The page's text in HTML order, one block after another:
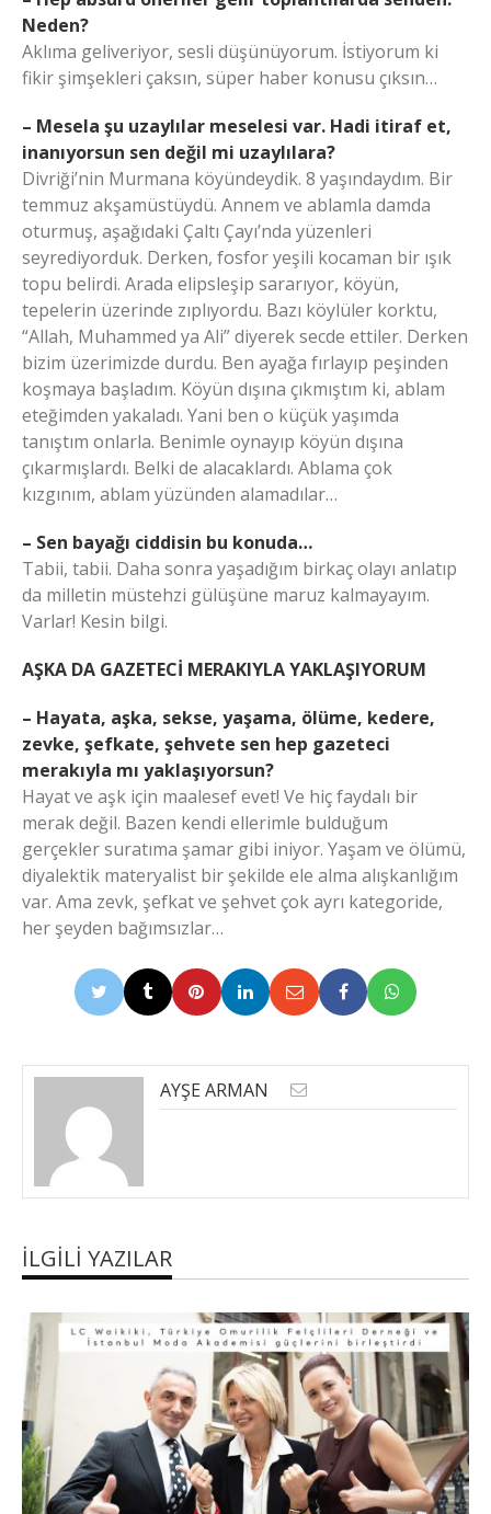
Neden?
Aklıma geliveriyor, sesli düşünüyorum. İstiyorum ki
fikir şimşekleri çaksın, süper haber konusu çıksın…
– Mesela şu uzaylılar meselesi var. Hadi itiraf et,
inanıyorsun sen değil mi uzaylılara?
Divriği’nin Murmana köyündeydik. 8 yaşındaydım. Bir
temmuz akşamüstüydü. Annem ve ablamla damda
oturmuş, aşağıdaki Çaltı Çayı’nda yüzenleri
seyrediyorduk. Derken, fosfor yeşili kocaman bir ışık
topu belirdi. Arada elipsleşip sararıyor, köyün,
tepelerin üzerinde zıplıyordu. Bazı köylüler korktu,
“Allah, Muhammed ya Ali” diyerek secde ettiler. Derken
bizim üzerimizde durdu. Ben ayağa fırlayıp peşinden
koşmaya başladım. Köyün dışına çıkmıştım ki, ablam
eteğimden yakaladı. Yani ben o küçük yaşımda
tanıştım onlarla. Benimle oynayıp köyün dışına
çıkarmışlardı. Belki de alacaklardı. Ablama çok
kızgınım, ablam yüzünden alamadılar…
– Sen bayağı ciddisin bu konuda…
Tabii, tabii. Daha sonra yaşadığım birkaç olayı anlatıp
da milletin müstehzi gülüşüne maruz kalmayayım.
Varlar! Kesin bilgi.
AŞKA DA GAZETECİ MERAKIYLA YAKLAŞIYORUM
– Hayata, aşka, sekse, yaşama, ölüme, kedere,
zevke, şefkate, şehvete sen hep gazeteci
merakıyla mı yaklaşıyorsun?
Hayat ve aşk için maalesef evet! Ve hiç faydalı bir
merak değil. Bazen kendi ellerimle bulduğum
gerçekler suratıma şamar gibi iniyor. Yaşam ve ölümü,
diyalektik materyalist bir şekilde ele alma alışkanlığım
var. Ama zevk, şefkat ve şehvet çok ayrı kategoride,
her şeyden bağımsızlar…
AYŞE ARMAN
İLGILI YAZILAR